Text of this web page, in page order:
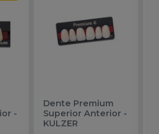
-
Dente Premium
Superior Anterior-
KULZER